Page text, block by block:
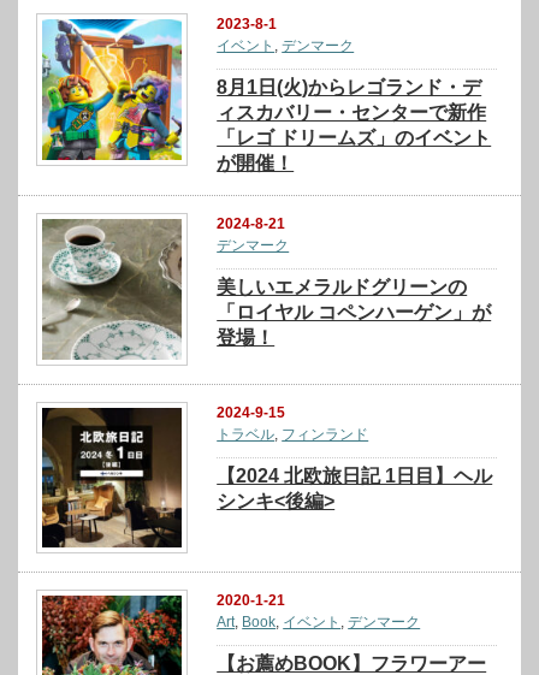
2023-8-1
イベント ,デンマーク
8月1日(火)からレゴランド・デ
ィスカバリー・センターで新作
「レゴ ドリームズ」のイベント
が開催！
2024-8-21
デンマーク
美しいエメラルドグリーンの
「ロイヤル コペンハーゲン」が
登場！
2024-9-15
トラベル フィンランド
【2024 北欧旅日記 1日目】ヘル
シンキ<後編>
2020-1-21
Art, Book, イベント ,デンマーク
【お薦めBOOK】フラワーアー